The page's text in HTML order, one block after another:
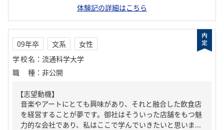
体験記の詳細はこちら
09年卒 文系
女性
学校名 ： 流通科学大学
職種 ： 非公開
【志望動機】
音楽やアートにとても興味があり、それと融合した飲食店
を経営することが夢です。御社はそういった店舗をもつ魅
力的な会社であり、私はここで学んでいきたいと思いま...